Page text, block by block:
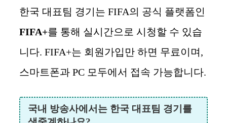
한국 대표팀 경기는 FIFA의 공식 플랫폼인
FIFA+를 통해 실시간으로 시청할 수 있습
니다. FIFA+는 회원가입만 하면 무료이며,
스마트폰과 PC 모두에서 접속 가능합니다.
국내 방송사에서는 한국 대표팀 경기를